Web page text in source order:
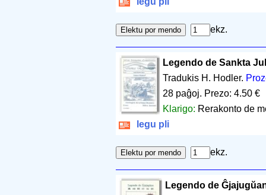
ekz.
Legendo de Sankta
Tradukis H. Hodler.
28 paĝoj. Prezo: 4.50 €
Klarigo: Rerakonto de
legu pli
ekz.
Legendo de